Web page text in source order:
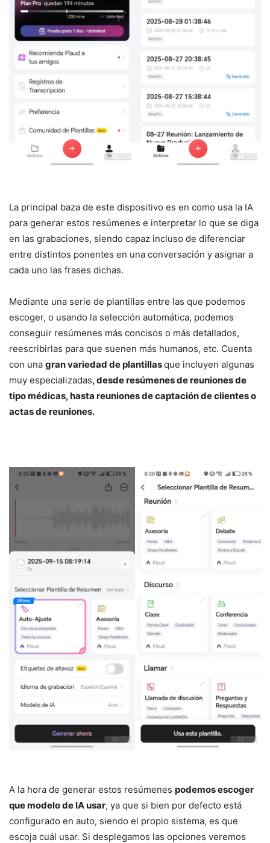
La principal baza de este dispositivo es en como usa la IA
para generar estos resúmenes e interpretar lo que se diga
en las grabaciones, siendo capaz incluso de diferenciar
entre distintos ponentes en una conversación y asignar a
cada uno las frases dichas.
Mediante una serie de plantillas entre las que podemos
escoger, o usando la selección automática, podemos
conseguir resúmenes más concisos o más detallados,
reescribirlas para que suenen más humanos, etc. Cuenta
con una gran variedad de plantillasque incluyen algunas
muy especializadas, desde resúmenes de reuniones de
tipo médicas, hasta reuniones de captación de clientes o
actas de reuniones.
A la hora de generar estos resúmenes podemos escoger
que modelo de IA usar, ya que si bien por defecto está
configurado en auto, siendo el propio sistema, es que
escoja cuál usar. Si desplegamos las opciones veremos